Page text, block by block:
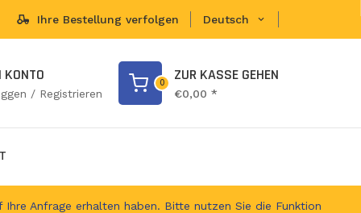
Ihre Bestellung verfolgen Deutsch
Shop
KONTO
/ Registrieren
0 ZUR KASSE GEHEN
€0,00 *
Anfrage erhalten haben. Bitte nutzen Sie die Funktion